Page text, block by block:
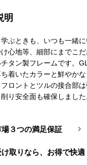
場３つの満足保証
取りなら、お得で快適
明
ぶときも、いつも一緒
心地等、細部にまでこ
タン製フレームです。
着いたカラーと鮮やか
ロントとツルの接合部
り安全面も確保しまし